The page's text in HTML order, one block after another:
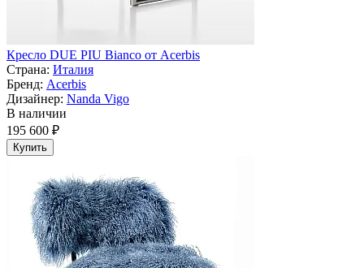
Кресло DUE PIU Bianco от Acerbis
Страна: Италия
Бренд: Acerbis
Дизайнер: Nanda Vigo
В наличии
195 600 ₽
Купить